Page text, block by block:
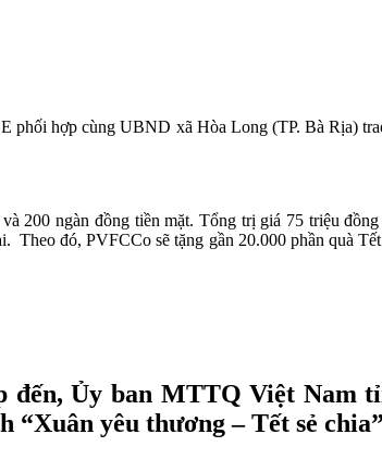
hợp cùng UBND xã Hòa Long (TP. Bà Rịa)
200 ngàn đồng tiền mặt. Tổng trị giá 75 triệu
đó, PVFCCo sẽ tặng gần 20.000 phần quà
đến, Ủy ban MTTQ Việt Nam
yêu thương – Tết sẻ